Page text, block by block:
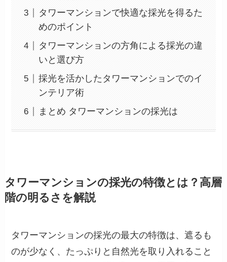
タワーマンションで快適な採光を得るた
めのポイント
タワーマンションの方角による採光の違
いと選び方
採光を活かしたタワーマンションでのイ
ンテリア術
まとめ タワーマンションの採光は
タワーマンションの採光の特徴とは？高層
階の明るさを解説
タワーマンションの採光の最大の特徴は、遮るも
のが少なく、たっぷりと自然光を取り入れること